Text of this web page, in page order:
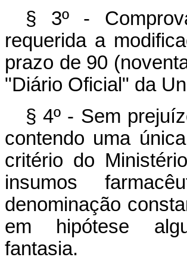
§ 3º -
requerida a
prazo de 90
"Diário Oficial" da
§ 4º - Sem
contendo uma
critério do
insumos
denominação
em hipótese